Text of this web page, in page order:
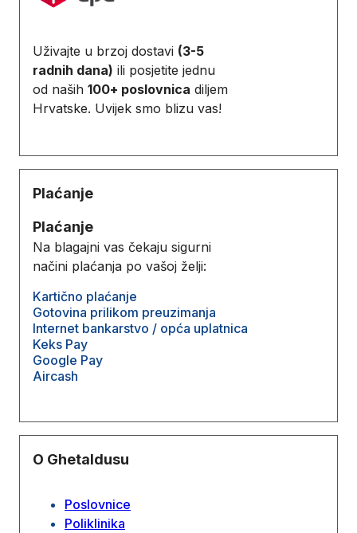
Uživajte u brzoj dostavi (3-5
radnih dana) ili posjetite jednu
od naših 100+ poslovnica diljem
Hrvatske. Uvijek smo blizu vas!
Plaćanje
Plaćanje
Na blagajni vas čekaju sigurni
načini plaćanja po vašoj želji:
Kartično plaćanje
Gotovina prilikom preuzimanja
Internet bankarstvo / opća uplatnica
Keks Pay
Google Pay
Aircash
O Ghetaldusu
Poslovnice
Poliklinika